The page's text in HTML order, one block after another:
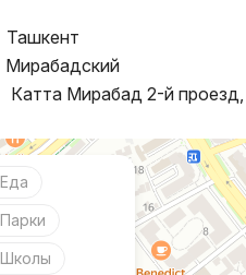
Ташкент
Мирабадский
Катта Мирабад 2-й
Еда
Парки
Школы